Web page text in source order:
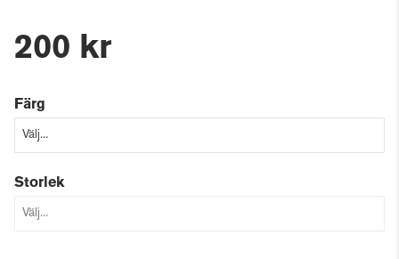
200 kr
Färg
Storlek